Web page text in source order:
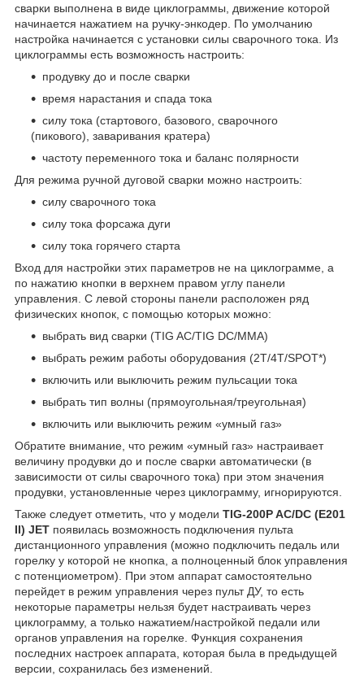
сварки выполнена в виде циклограммы, движение которой
начинается нажатием на ручку-энкодер. По умолчанию
настройка начинается с установки силы сварочного тока. Из
циклограммы есть возможность настроить:
продувку до и после сварки
время нарастания и спада тока
силу тока (стартового, базового, сварочного
(пикового), заваривания кратера)
частоту переменного тока и баланс полярности
Для режима ручной дуговой сварки можно настроить:
силу сварочного тока
силу тока форсажа дуги
силу тока горячего старта
Вход для настройки этих параметров не на циклограмме, а
по нажатию кнопки в верхнем правом углу панели
управления. С левой стороны панели расположен ряд
физических кнопок, с помощью которых можно:
выбрать вид сварки (TIG AC/TIG DC/MMA)
выбрать режим работы оборудования (2Т/4Т/SPOT*)
включить или выключить режим пульсации тока
выбрать тип волны (прямоугольная/треугольная)
включить или выключить режим «умный газ»
Обратите внимание, что режим «умный газ» настраивает
величину продувки до и после сварки автоматически (в
зависимости от силы сварочного тока) при этом значения
продувки, установленные через циклограмму, игнорируются.
Также следует отметить, что у модели TIG-200P AC/DC (E201
II) JET появилась возможность подключения пульта
дистанционного управления (можно подключить педаль или
горелку у которой не кнопка, а полноценный блок управления
с потенциометром). При этом аппарат самостоятельно
перейдет в режим управления через пульт ДУ, то есть
некоторые параметры нельзя будет настраивать через
циклограмму, а только нажатием/настройкой педали или
органов управления на горелке. Функция сохранения
последних настроек аппарата, которая была в предыдущей
версии, сохранилась без изменений.